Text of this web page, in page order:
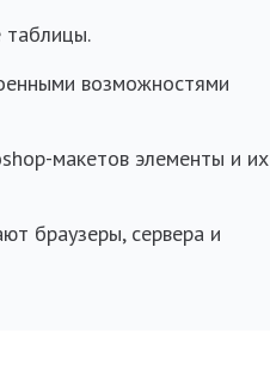
таблицы.
возможностями
макетов элементы и их
браузеры, сервера и